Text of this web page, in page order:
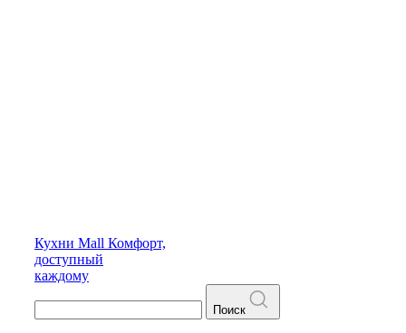
Кухни Mall Комфорт,
доступный
каждому
Поиск